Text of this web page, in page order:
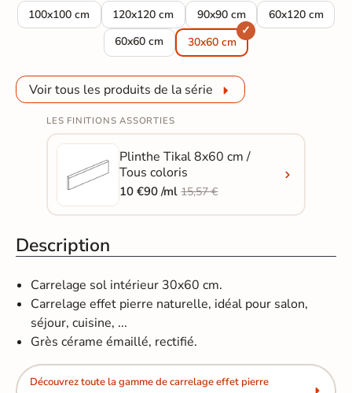
100x100 cm
Carrelage sol effet pierre Tikal Blanc grisé 100x100 cm
120x120 cm
Carrelage sol effet pierre Tikal Blanc grisé
90x90 cm
Carrelage sol effet pierre
60x120 cm
Carrelage sol
60x60 cm
Carrelage sol effet pierre Tikal Blanc grisé
30x60 cm
Voir tous les produits de la série
LES FINITIONS ASSORTIES
Plinthe Tikal 8x60 cm /
Tous coloris
10 €90 /ml15,57 €
Description
Carrelage sol intérieur 30x60 cm.
Carrelage effet pierre naturelle, idéal pour salon,
séjour, cuisine, ...
Grès cérame émaillé, rectifié.
Découvrez toute la gamme de carrelage effet pierre